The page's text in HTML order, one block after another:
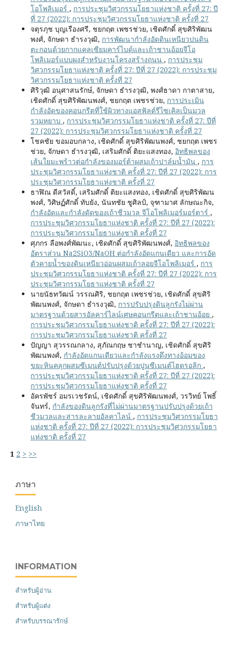
โอโพลิเมอร์ , การประชุมวิศวกรรมโยธาแห่งชาติ ครั้งที่ 27: ปี
ที่ 27 (2022): การประชุมวิศวกรรมโยธาแห่งชาติ ครั้งที่ 27
จตุรภุช บุญเรืองศรี, ชยกฤต เพชรช่วย, เชิดศักดิ์ สุขศิริพัฒน
พงศ์, จักษดา ธำรงวุฒิ, การพัฒนากำลังอัดดินเหนียวปนดิน
ตะกอนด้วยกากแคลเซียมคาร์ไบด์และเถ้าชานอ้อยจีโอ
โพลิเมอร์แบบผงสำหรับงานโครงสร้างถนน , การประชุม
วิศวกรรมโยธาแห่งชาติ ครั้งที่ 27: ปีที่ 27 (2022): การประชุม
วิศวกรรมโยธาแห่งชาติ ครั้งที่ 27
ศิริวุฒิ อนุศาสนรักษ์, จักษดา ธำรงวุฒิ, พงศ์ธาดา กาตาสาย,
เชิดศักดิ์ สุขศิริพัฒนพงศ์, ชยกฤต เพชรช่วย, การประเมิน
กำลังอัดของคอนกรีตที่ใช้ผิวทางแอสฟัลต์รีไซเคิลเป็นมวล
รวมหยาบ , การประชุมวิศวกรรมโยธาแห่งชาติ ครั้งที่ 27: ปีที่
27 (2022): การประชุมวิศวกรรมโยธาแห่งชาติ ครั้งที่ 27
โชคชัย ขอมอบกลาง, เชิดศักดิ์ สุขศิริพัฒนพงศ์, ชยกฤต เพชร
ช่วย, จักษดา ธำรงวุฒิ, เสริมศักดิ์ ติยะแสงทอง, อิทธิพลของ
เส้นใยมะพร้าวต่อกำลังของมอร์ต้าผสมเถ้าปาล์มน้ำมัน , การ
ประชุมวิศวกรรมโยธาแห่งชาติ ครั้งที่ 27: ปีที่ 27 (2022): การ
ประชุมวิศวกรรมโยธาแห่งชาติ ครั้งที่ 27
ธาฬิณ ดีสวัสดิ์, เสริมศักดิ์ ติยะแสงทอง, เชิดศักดิ์ สุขศิริพัฒน
พงศ์, วิศิษฏ์ศักดิ์ ทับยัง, นันทชัย ชูศิลป์, จุฑามาศ ลักษณะกิจ,
กำลังอัดและกำลังดัดของเถ้าชีวมวล จีโอโพลิเมอร์มอร์ตาร์ ,
การประชุมวิศวกรรมโยธาแห่งชาติ ครั้งที่ 27: ปีที่ 27 (2022):
การประชุมวิศวกรรมโยธาแห่งชาติ ครั้งที่ 27
ศุภกร ลือพงศ์พัฒนะ, เชิดศักดิ์ สุขศิริพัฒนพงศ์, อิทธิพลของ
อัตราส่วน Na2SiO3/NaOH ต่อกำลังอัดแกนเดียว และการอัด
ตัวคายน้ำของดินเหนียวอ่อนผสมเถ้าลอยจีโอโพลิเมอร์ , การ
ประชุมวิศวกรรมโยธาแห่งชาติ ครั้งที่ 27: ปีที่ 27 (2022): การ
ประชุมวิศวกรรมโยธาแห่งชาติ ครั้งที่ 27
นายนัธทวัฒน์ วรรณศิริ, ชยกฤต เพชรช่วย, เชิดศักดิ์ สุขศิริ
พัฒนพงศ์, จักษดา ธำรงวุฒิ, การปรับปรุงดินลูกรังไม่ผ่าน
มาตรฐานด้วยสารอัลคาร์ไลน์เศษคอนกรีตและเถ้าชานอ้อย ,
การประชุมวิศวกรรมโยธาแห่งชาติ ครั้งที่ 27: ปีที่ 27 (2022):
การประชุมวิศวกรรมโยธาแห่งชาติ ครั้งที่ 27
ปัญญา สุวรรณกลาง, สุภัณกฤษ ชาชำนาญ, เชิดศักดิ์ สุขศิริ
พัฒนพงศ์, กำลังอัดแกนเดียวและกำลังแรงดึงทางอ้อมของ
ขยะหินคลุกผสมซีเมนต์ปรับปรุงด้วยปูนซีเมนต์ไฮดรอลิก ,
การประชุมวิศวกรรมโยธาแห่งชาติ ครั้งที่ 27: ปีที่ 27 (2022):
การประชุมวิศวกรรมโยธาแห่งชาติ ครั้งที่ 27
อัครพัชร์ อมรเวชรัตน์, เชิดศักดิ์ สุขศิริพัฒนพงศ์, วรวิทย์ โพธิ์
จันทร์, กำลังของดินลูกรังที่ไม่ผ่านมาตรฐานปรับปรุงด้วยเถ้า
ชีวมวลและสารละลายอัลคาไลน์ , การประชุมวิศวกรรมโยธา
แห่งชาติ ครั้งที่ 27: ปีที่ 27 (2022): การประชุมวิศวกรรมโยธา
แห่งชาติ ครั้งที่ 27
1 2 > >>
ภาษา
English
ภาษาไทย
INFORMATION
สำหรับผู้อ่าน
สำหรับผู้แต่ง
สำหรับบรรณารักษ์